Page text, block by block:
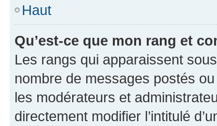
Haut
Qu’est-ce que mon rang et
Les rangs qui apparaissent
nombre de messages postés
les modérateurs et
directement modifier l’intitulé